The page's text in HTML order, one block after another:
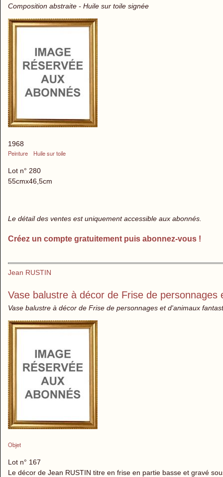
Composition abstraite - Huile sur toile signée
1968
Peinture
Huile sur toile
Lot n° 280
55cmx46,5cm
Le détail des ventes est uniquement accessible aux abonnés.
Créez un compte gratuitement puis abonnez-vous !
Jean RUSTIN
Vase balustre à décor de Frise de personnages
Vase balustre à décor de Frise de personnages et d'animaux
Objet
Lot n° 167
Le décor de Jean RUSTIN titre en frise en partie basse et gravé